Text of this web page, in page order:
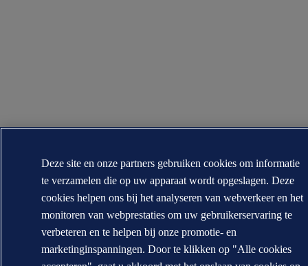
Deze site en onze partners gebruiken cookies om informatie
te verzamelen die op uw apparaat wordt opgeslagen. Deze
cookies helpen ons bij het analyseren van webverkeer en het
monitoren van webprestaties om uw gebruikerservaring te
verbeteren en te helpen bij onze promotie- en
marketinginspanningen. Door te klikken op "Alle cookies